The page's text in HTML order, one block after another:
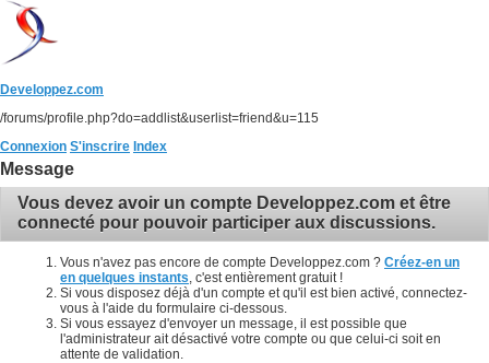
Developpez.com
/forums/profile.php?do=addlist&userlist=friend&u=115
Connexion S'inscrire Index
Message
Vous devez avoir un compte Developpez.com et être
connecté pour pouvoir participer aux discussions.
Vous n'avez pas encore de compte Developpez.com ? Créez-en un
en quelques instants , c'est entièrement gratuit !
Si vous disposez déjà d'un compte et qu'il est bien activé, connectez-
vous à l'aide du formulaire ci-dessous.
Si vous essayez d'envoyer un message, il est possible que
l'administrateur ait désactivé votre compte ou que celui-ci soit en
attente de validation.